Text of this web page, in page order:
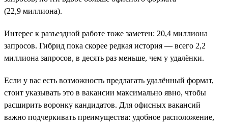
(22,9 миллиона).
Интерес к разъездной работе тоже заметен: 20,4 миллиона
запросов. Гибрид пока скорее редкая история — всего 2,2
миллиона запросов, в десять раз меньше, чем у удалёнки.
Если у вас есть возможность предлагать удалённый формат,
стоит указывать это в вакансии максимально явно, чтобы
расширить воронку кандидатов. Для офисных вакансий
важно подчеркивать преимущества: удобное расположение,